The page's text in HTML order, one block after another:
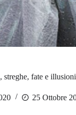
fate e
25 Ottobre